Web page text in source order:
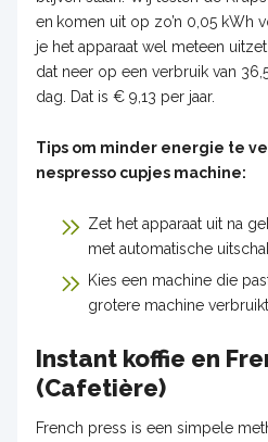
en komen uit op zo’n 0,05 kWh
je het apparaat wel meteen
dat neer op een verbruik van
dag. Dat is € 9,13 per jaar.
Tips om minder energie te
nespresso cupjes machine:
Zet het apparaat uit na
met automatische
Kies een machine die
grotere machine
Instant koffie en
(Cafetière)
French press is een simpele